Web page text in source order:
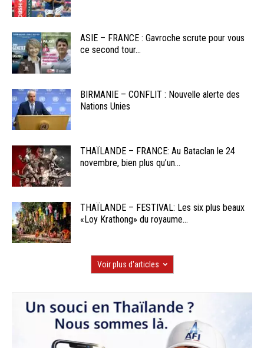
ASIE – FRANCE : Gavroche scrute pour vous
ce second tour...
BIRMANIE – CONFLIT : Nouvelle alerte des
Nations Unies
THAÏLANDE – FRANCE: Au Bataclan le 24
novembre, bien plus qu’un...
THAÏLANDE – FESTIVAL: Les six plus beaux
«Loy Krathong» du royaume...
Voir plus d'articles